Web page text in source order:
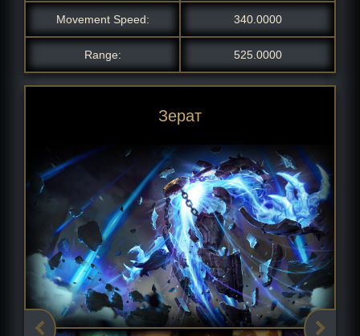
Movement Speed: 340.0000
Range: 525.0000
Зерат
Рожденный рунами Зерат
Модифицированный Зерат
Зерат, выжигающий землю
Страж песков Зерат
Зерат Темная Звезда
Зерат из Арканы